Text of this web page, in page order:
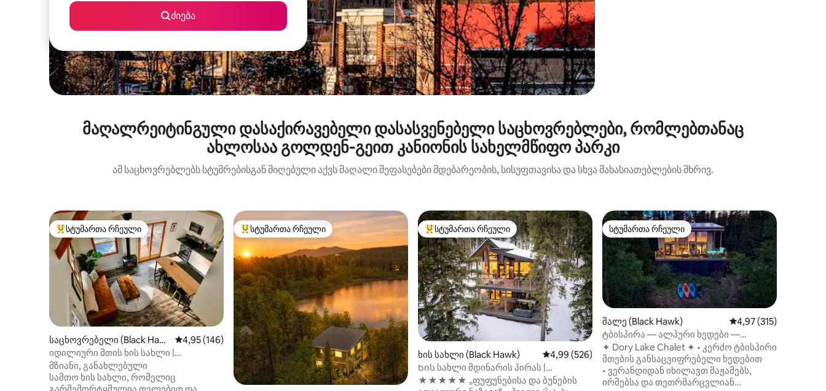
ძიება
მაღალრეიტინგული დასაქირავებელი დასასვენებელი საცხოვრებლები, რომლებთანაც
ახლოსაა გოლდენ-გეით კანიონის სახელმწიფო პარკი
ამ საცხოვრებლებს სტუმრებისგან მიღებული აქვს მაღალი შეფასებები მდებარეობის, სისუფთავისა და სხვა მახასიათებლების მხრივ.
სტუმართა რჩეული მოწინავე ვარიანტი
სტუმართა რჩეული
საცხოვრებელი (Black Haw
k)
საშუალო შეფასებაა 5‑დან 4,95, 146 მიმოხილვა
4,95 (146)
იდილიური მთის ხის სახლი |
ჰიდრომასაჟის აუზი, კოცონის
დასანთები ადგილი, ხედები
მზიანი, განახლებული
სამთო ხის სახლი, რომელიც
სტუმართა რჩეული მოწინავე ვარიანტი
სტუმართა რჩეული სტუმართა რჩეული მოწინავე ვარიანტი
სტუმართა რჩეული
ხის სახლი (Black Hawk) საშუალო შეფასებაა 5‑დან 4,99, 526 მიმოხილვა
4,99 (526)
Ხის სახლი მდინარის პირას |
ჰიდრომასაჟიანი აუზი, სახანძრო
★★★★★ „ფუფუნებისა და ბუნების
სტუმართა რჩეული
სტუმართა რჩეული
შალე (Black Hawk) საშუალო შეფასებაა
4,97 (315)
ტბისპირა — ალპური ხედები —
კაიაკები — ლოსები ყოველდღიურად
✦ Dory Lake Chalet ✦ • კერძო ტბისპირი
მთების განსაცვიფრებელი ხედებით
• ვერანდიდან იხილავთ მაჟამებს,
ირმებსა და თეთრმარცვლიან